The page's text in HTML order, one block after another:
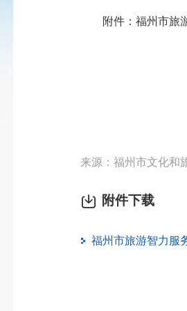
附件：福州市旅游
来源：福州市文化和
附件下载
福州市旅游智力服